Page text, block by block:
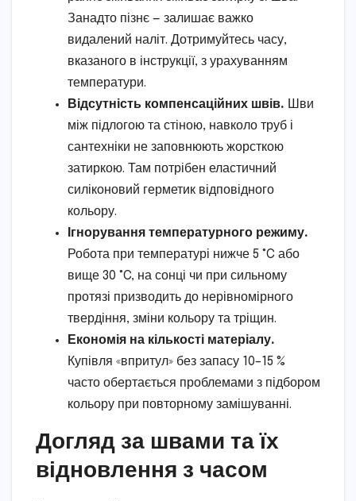
Занадто пізнє — залишає важко
видалений наліт. Дотримуйтесь часу,
вказаного в інструкції, з урахуванням
температури.
Відсутність компенсаційних швів. Шви
між підлогою та стіною, навколо труб і
сантехніки не заповнюють жорсткою
затиркою. Там потрібен еластичний
силіконовий герметик відповідного
кольору.
Ігнорування температурного режиму.
Робота при температурі нижче 5 °C або
вище 30 °C, на сонці чи при сильному
протязі призводить до нерівномірного
твердіння, зміни кольору та тріщин.
Економія на кількості матеріалу.
Купівля «впритул» без запасу 10–15 %
часто обертається проблемами з підбором
кольору при повторному замішуванні.
Догляд за швами та їх
відновлення з часом